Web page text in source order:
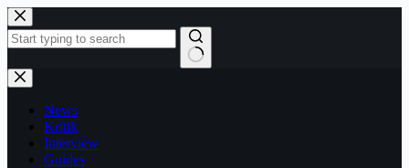
Zum
Inhalt
springen
Keine
Ergebnisse
News
Kritik
Interview
Guides